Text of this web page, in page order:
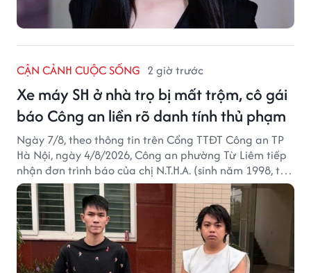
CẬN CẢNH CUỘC SỐNG 2 giờ trước
Xe máy SH ở nhà trọ bị mất trộm, cô gái
báo Công an liền rõ danh tính thủ phạm
Ngày 7/8, theo thông tin trên Cổng TTĐT Công an TP
Hà Nội, ngày 4/8/2026, Công an phường Từ Liêm tiếp
nhận đơn trình báo của chị N.T.H.A. (sinh năm 1998, trú
tại phường Từ Liêm) về việc bị kẻ gian lấy trộm chiếc
xe mô tô Honda SH 125i, tại khu nhà trọ nơi đang sinh
sống.